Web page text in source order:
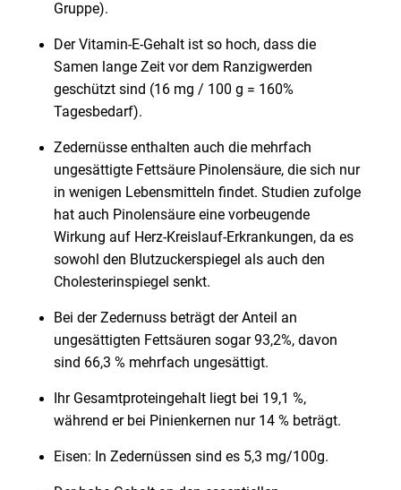
Gruppe).
Der Vitamin-E-Gehalt ist so hoch, dass die
Samen lange Zeit vor dem Ranzigwerden
geschützt sind (16 mg / 100 g = 160%
Tagesbedarf).
Zedernüsse enthalten auch die mehrfach
ungesättigte Fettsäure Pinolensäure, die sich nur
in wenigen Lebensmitteln findet. Studien zufolge
hat auch Pinolensäure eine vorbeugende
Wirkung auf Herz-Kreislauf-Erkrankungen, da es
sowohl den Blutzuckerspiegel als auch den
Cholesterinspiegel senkt.
Bei der Zedernuss beträgt der Anteil an
ungesättigten Fettsäuren sogar 93,2%, davon
sind 66,3 % mehrfach ungesättigt.
Ihr Gesamtproteingehalt liegt bei 19,1 %,
während er bei Pinienkernen nur 14 % beträgt.
Eisen: In Zedernüssen sind es 5,3 mg/100g.